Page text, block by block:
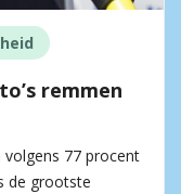
remmen
volgens 77 procent
de grootste